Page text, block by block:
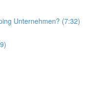
Unternehmen? (7:32)